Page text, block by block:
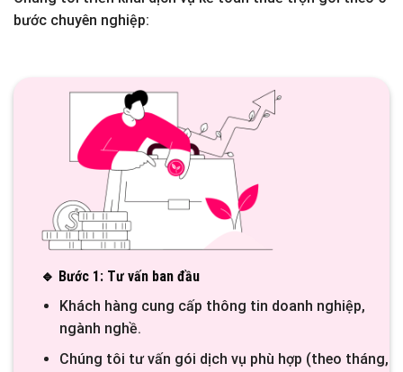
bước chuyên nghiệp:
🔹 Bước 1: Tư vấn ban đầu
Khách hàng cung cấp thông tin doanh nghiệp,
ngành nghề.
Chúng tôi tư vấn gói dịch vụ phù hợp (theo tháng,